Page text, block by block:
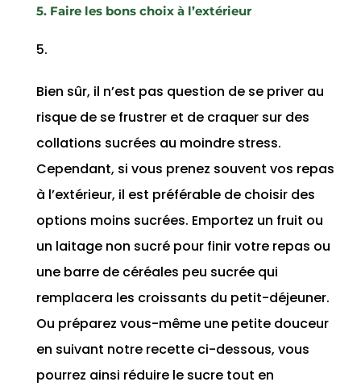
5. Faire les bons choix à l’extérieur
Bien sûr, il n’est pas question de se priver au
risque de se frustrer et de craquer sur des
collations sucrées au moindre stress.
Cependant, si vous prenez souvent vos repas
à l’extérieur, il est préférable de choisir des
options moins sucrées. Emportez un fruit ou
un laitage non sucré pour finir votre repas ou
une barre de céréales peu sucrée qui
remplacera les croissants du petit-déjeuner.
Ou préparez vous-même une petite douceur
en suivant notre recette ci-dessous, vous
pourrez ainsi réduire le sucre tout en